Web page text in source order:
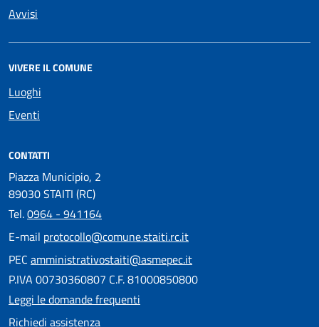
Avvisi
VIVERE IL COMUNE
Luoghi
Eventi
CONTATTI
Piazza Municipio, 2
89030 STAITI (RC)
Tel.0964 - 941164
E-mail protocollo@comune.staiti.rc.it
PEC amministrativostaiti@asmepec.it
P.IVA 00730360807 C.F. 81000850800
Leggi le domande frequenti
Richiedi assistenza